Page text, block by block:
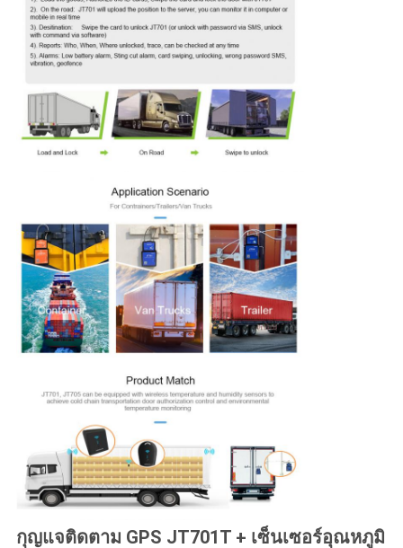
กุญแจติดตาม GPS JT701T + เซ็นเซอร์อุณหภูมิ